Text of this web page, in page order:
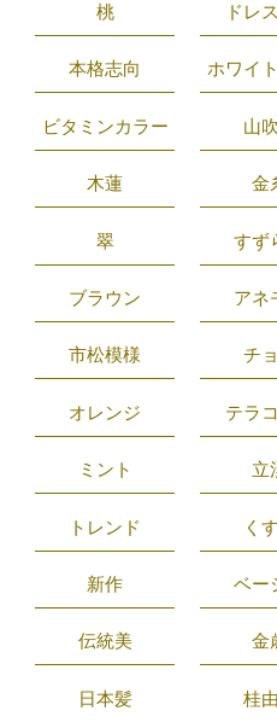
桃 ドレ
本格志向 ホワイ
ビタミンカラー 山
木蓮 金
翠 すず
ブラウン アネ
市松模様 チ
オレンジ テラ
ミント 立
トレンド く
新作 ベー
伝統美 金
日本髪 桂